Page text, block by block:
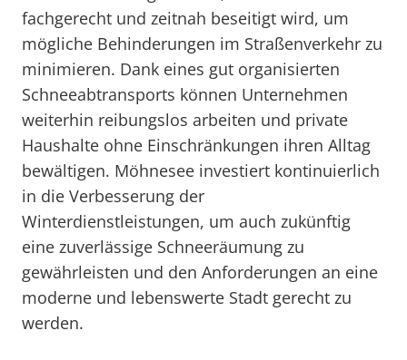
fachgerecht und zeitnah beseitigt wird, um
mögliche Behinderungen im Straßenverkehr zu
minimieren. Dank eines gut organisierten
Schneeabtransports können Unternehmen
weiterhin reibungslos arbeiten und private
Haushalte ohne Einschränkungen ihren Alltag
bewältigen. Möhnesee investiert kontinuierlich
in die Verbesserung der
Winterdienstleistungen, um auch zukünftig
eine zuverlässige Schneeräumung zu
gewährleisten und den Anforderungen an eine
moderne und lebenswerte Stadt gerecht zu
werden.